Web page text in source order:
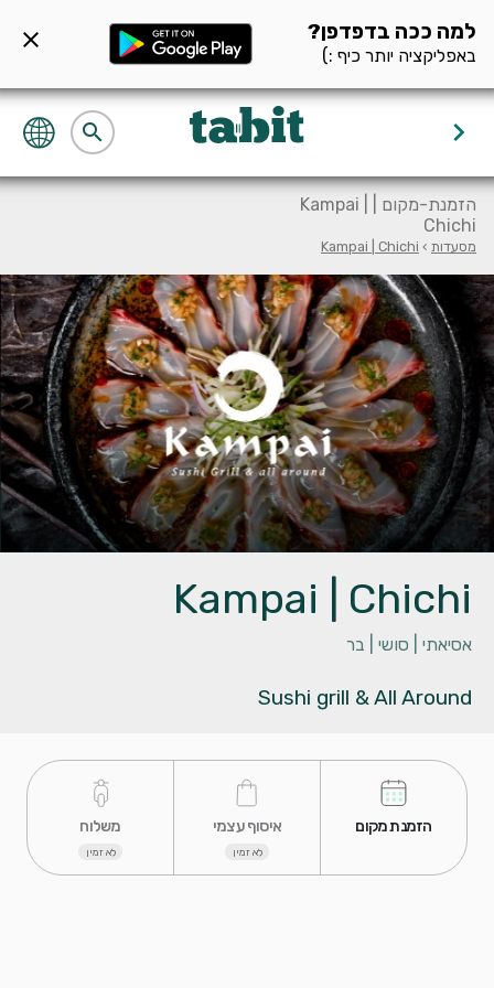
למה ככה בדפדפן?
באפליקציה יותר כיף :)
close
keyboard_arrow_right
search
הזמנת-מקום | Kampai |
Chichi
מסעדות ›
Kampai | Chichi
Kampai | Chichi
אסיאתי | סושי | בר
Sushi grill & All Around
לא זמין לא זמין